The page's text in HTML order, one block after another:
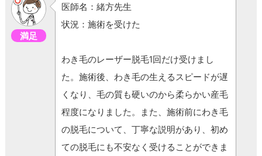
満足
医師名：緒方先生
状況：施術を受けた
わき毛のレーザー脱毛1回だけ受けまし
た。施術後、わき毛の生えるスピードが遅
くなり、毛の質も硬いのから柔らかい産毛
程度になりました。また、施術前にわき毛
の脱毛について、丁寧な説明があり、初め
ての脱毛にも不安なく受けることができま